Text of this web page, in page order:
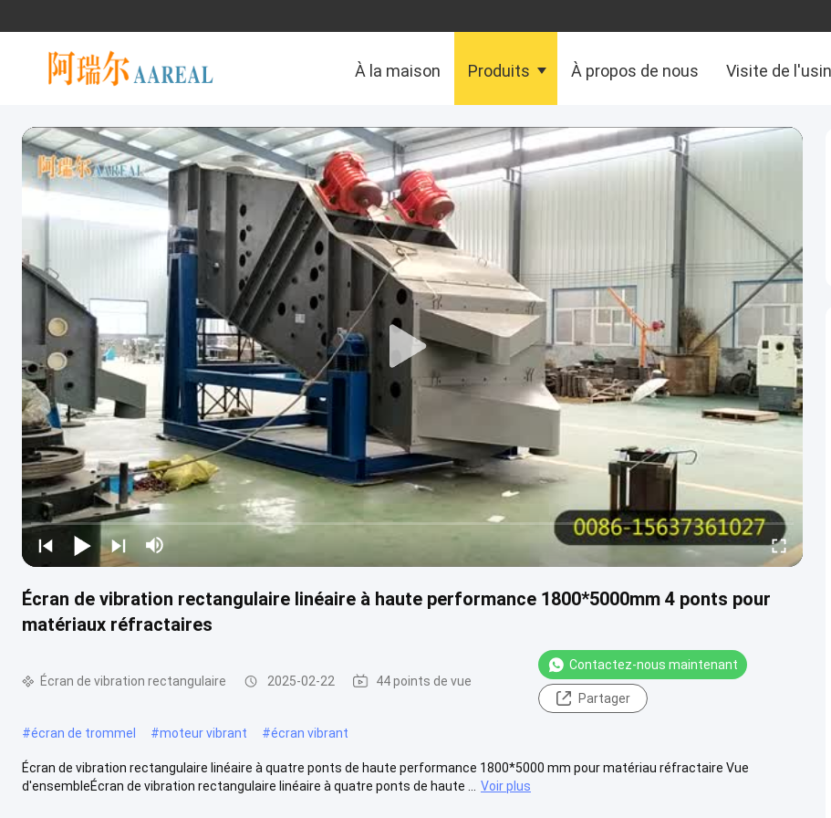
À la maison Produits À propos de nous Visite de
Écran de vibration rectangulaire linéaire à haute performance 1800*5000mm 4 ponts pour
matériaux réfractaires
Écran de vibration rectangulaire 2025-02-22 44 points de vue
Contactez-nous maintenant
Partager
#écran de trommel #moteur vibrant #écran vibrant
Écran de vibration rectangulaire linéaire à quatre ponts de haute performance 1800*5000 mm pour matériau réfractaire Vue
d'ensembleÉcran de vibration rectangulaire linéaire à quatre ponts de haute ...
Voir plus